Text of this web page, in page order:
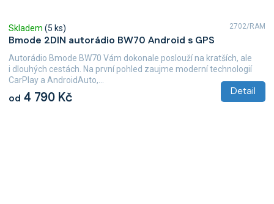
Bmode 2DIN autorádio BW70 Android s GPS
Skladem (5 ks)
od 4 790 Kč Detail
Autorádio Bmode BW70 Vám dokonale poslouží na kratších, ale
i dlouhých cestách. Na první pohled zaujme moderní technologií
CarPlay a AndroidAuto,...
2702/RAM